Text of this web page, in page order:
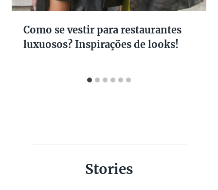
Como se vestir para restaurantes
luxuosos? Inspirações de looks!
Stories